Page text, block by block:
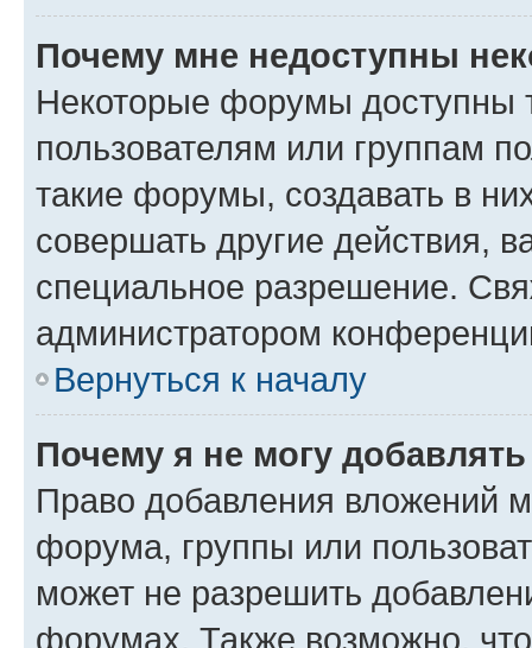
Почему мне недоступны
Некоторые форумы доступны
пользователям или группам
такие форумы, создавать в
совершать другие действия,
специальное разрешение.
администратором
Вернуться к началу
Почему я не могу
Право добавления вложений
форума, группы или
может не разрешить
форумах. Также возможно,